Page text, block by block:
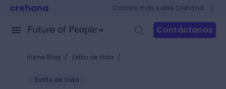
Conoce más sobre Crehana
Contáctanos
Home Blog / Estilo de Vida /
Estilo de Vida